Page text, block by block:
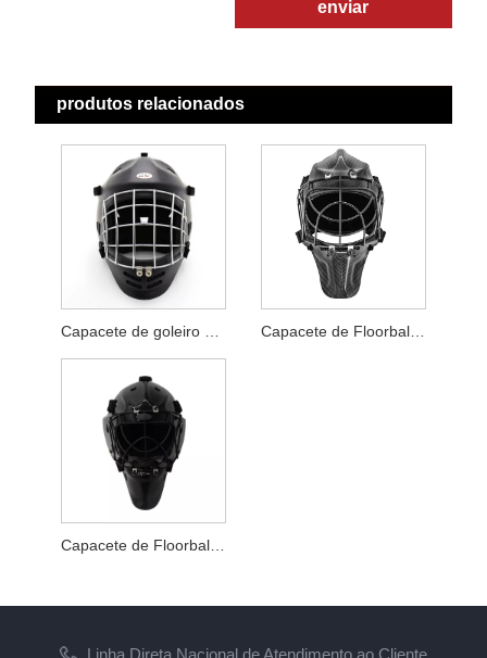
enviar
produtos relacionados
Capacete de Floorball 100% fibra de carbono de alta qualidade
Capacete de Floorball com gaiola vertical